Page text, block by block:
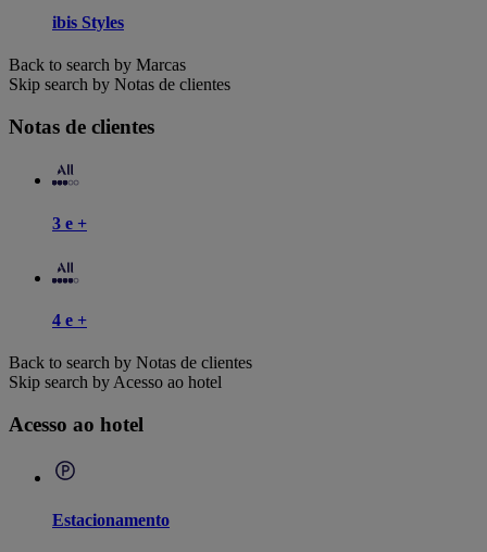
ibis Styles
Back to search by Marcas
Skip search by Notas de clientes
Notas de clientes
3 e +
4 e +
Back to search by Notas de clientes
Skip search by Acesso ao hotel
Acesso ao hotel
Estacionamento